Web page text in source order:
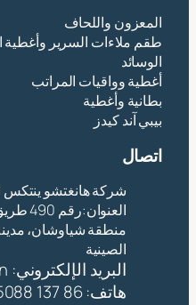
المعزون واللحاف
طقم ملاءات السرير وأغطية
الوسائد
أغطية وواقيات المراتب
بطانية وأغطية
بيبي آند كيدز
اتصال
شركة هانغتشو ينتكس
منطقة شياوشان، مدينة
الصينية
البريد الإلكتروني:
هاتف: 86 137 77375088